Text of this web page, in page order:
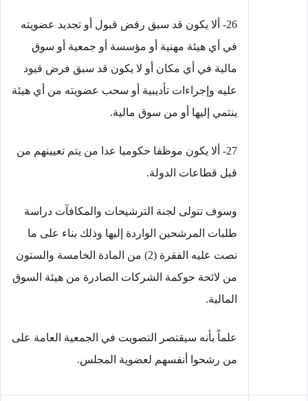
26- ألا يكون قد سبق رفض قبول أو تجديد عضويته
في أي هيئة مهنية أو مؤسسة أو جمعية أو سوق
مالية في أي مكان أو لا يكون قد سبق فرض قيود
عليه وإجراءات تأديبية أو سحب عضويته من أي هيئة
ينتمي إليها أو من سوق مالية.
27- ألا يكون موظفا حكوميا عدا من يتم تعيينهم من
قبل قطاعات الدولة.
وسوف تتولى لجنة الترشيحات والمكافآت دراسة
طلبات المرشحين الواردة إليها وذلك بناء على ما
نصت عليه الفقرة (2) من المادة الخامسة والستون
من لائحة حوكمة الشركات الصادرة من هيئة السوق
المالية.
علماً بأنه سيقتصر التصويت في الجمعية العامة على
من رشحوا أنفسهم لعضوية المجلس.